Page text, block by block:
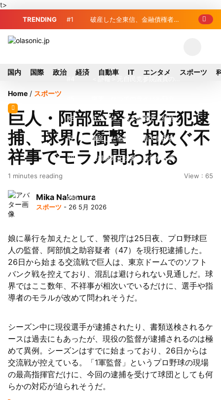
t>
TRENDING #1 破産した全東信、金融債権者リ
の真紀子氏
元社長が取締役に就任—再上場に向け視
界良好
#6 九州ガス、熊本地震で八代地区
のガス供給停止 「2次災害防止」を理
由に
#7 破産した全東信、最大債権者は
近畿産業信組の219億円 地銀やノンバ
#8 犬猫食禁止法案、維新が各党と
「人感センサー搭載ファン付LEDミニラ
#10 破産したカード決済代行大手
63者の負債総額は1151億円
国内 国際 政治 経済 自動車 IT エンタメ スポーツ
Home / スポーツ
巨人・阿部監督を現行犯逮
捕、球界に衝撃 相次ぐ不
祥事でモラル問われる
1 minutes reading View : 65
Mika Nakamura
スポーツ - 26 5月 2026
娘に暴行を加えたとして、警視庁は25日夜、プロ野球巨
人の監督、阿部慎之助容疑者（47）を現行犯逮捕した。
26日から始まる交流戦で巨人は、東京ドームでのソフト
バンク戦を控えており、混乱は避けられない見通しだ。球
界ではここ数年、不祥事が相次いでいるだけに、選手や指
導者のモラルが改めて問われそうだ。
シーズン中に現役選手が逮捕されたり、書類送検されるケ
ースは過去にもあったが、現役の監督が逮捕されるのは極
めて異例。シーズンはすでに始まっており、26日からは
交流戦が控えている。「1軍監督」というプロ野球の現場
の最高指揮官だけに、今回の逮捕を受けて球団としても何
らかの対応が迫られそうだ。